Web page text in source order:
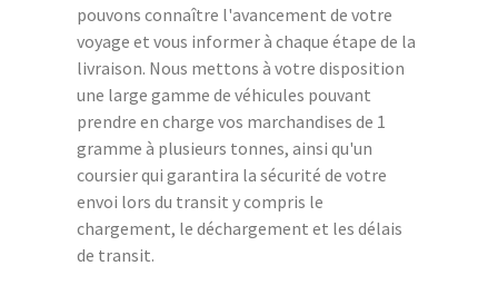
pouvons connaître l'avancement de votre
voyage et vous informer à chaque étape de la
livraison. Nous mettons à votre disposition
une large gamme de véhicules pouvant
prendre en charge vos marchandises de 1
gramme à plusieurs tonnes, ainsi qu'un
coursier qui garantira la sécurité de votre
envoi lors du transit y compris le
chargement, le déchargement et les délais
de transit.